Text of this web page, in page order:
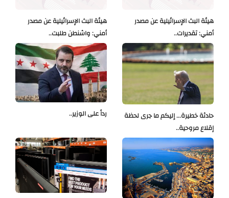
هيئة البث الإسرائيلية عن مصدر
أمني: واشنطن طلبت..
هيئة البث الإسرائيلية عن مصدر
أمني: تقديرات..
رداً على الوزير..
حادثة خطيرة... إليكم ما جرى لحظة
إقلاع مروحية..